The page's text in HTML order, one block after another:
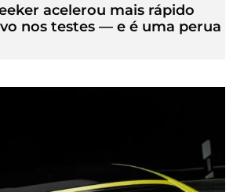
acelerou mais rápido
nos testes — e é uma perua